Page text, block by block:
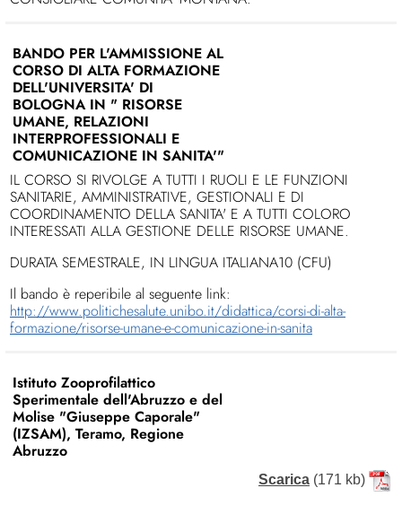
BANDO PER L'AMMISSIONE AL
CORSO DI ALTA FORMAZIONE
DELL'UNIVERSITA' DI
BOLOGNA IN " RISORSE
UMANE, RELAZIONI
INTERPROFESSIONALI E
COMUNICAZIONE IN SANITA'"
IL CORSO SI RIVOLGE A TUTTI I RUOLI E LE FUNZIONI
SANITARIE, AMMINISTRATIVE, GESTIONALI E DI
COORDINAMENTO DELLA SANITA' E A TUTTI COLORO
INTERESSATI ALLA GESTIONE DELLE RISORSE UMANE.
DURATA SEMESTRALE, IN LINGUA ITALIANA10 (CFU)
Il bando è reperibile al seguente link:
http://www.politichesalute.unibo.it/didattica/corsi-di-alta-
formazione/risorse-umane-e-comunicazione-in-sanita
Istituto Zooprofilattico
Sperimentale dell'Abruzzo e del
Molise "Giuseppe Caporale"
(IZSAM), Teramo, Regione
Abruzzo
Scarica (171 kb)